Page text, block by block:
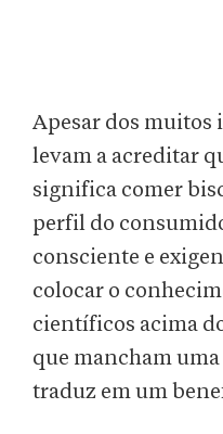
Apesar dos muitos
levam a acreditar
significa comer
perfil do
consciente e
colocar o
científicos acima
que mancham uma
traduz em um